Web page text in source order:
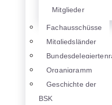
Mitglieder
Fachausschüsse
Mitgliedsländer
Organigramm
Geschichte der
BSK